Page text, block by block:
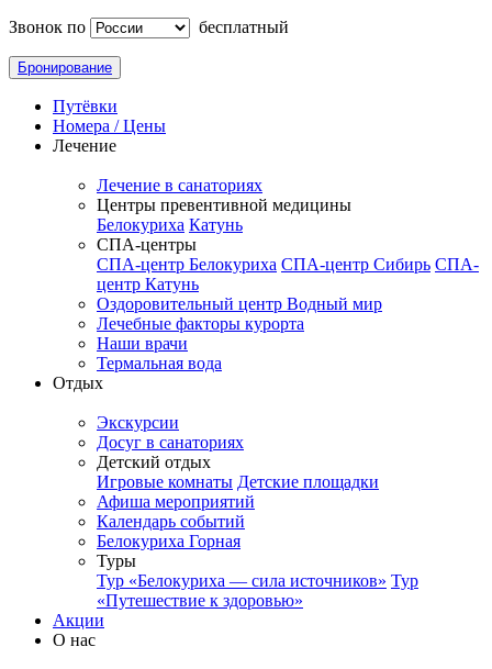
Звонок по
бесплатный
Бронирование
Путёвки
Номера / Цены
Лечение
Лечение в санаториях
Центры превентивной медицины
Белокуриха Катунь
СПА-центры
СПА-центр Белокуриха СПА-центр Сибирь СПА-
центр Катунь
Оздоровительный центр Водный мир
Лечебные факторы курорта
Наши врачи
Термальная вода
Отдых
Экскурсии
Досуг в санаториях
Детский отдых
Игровые комнаты Детские площадки
Афиша мероприятий
Календарь событий
Белокуриха Горная
Туры
Тур «Белокуриха — сила источников» Тур
«Путешествие к здоровью»
Акции
О нас